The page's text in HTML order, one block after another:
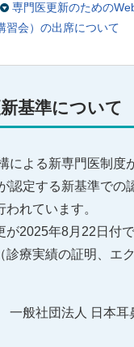
専門医更新のための
習会）の出席について
基準について
よる新専門医制度
認定する新基準での
れています。
2025年8月22日付
療実績の証明、エ
一般社団法人 日本耳